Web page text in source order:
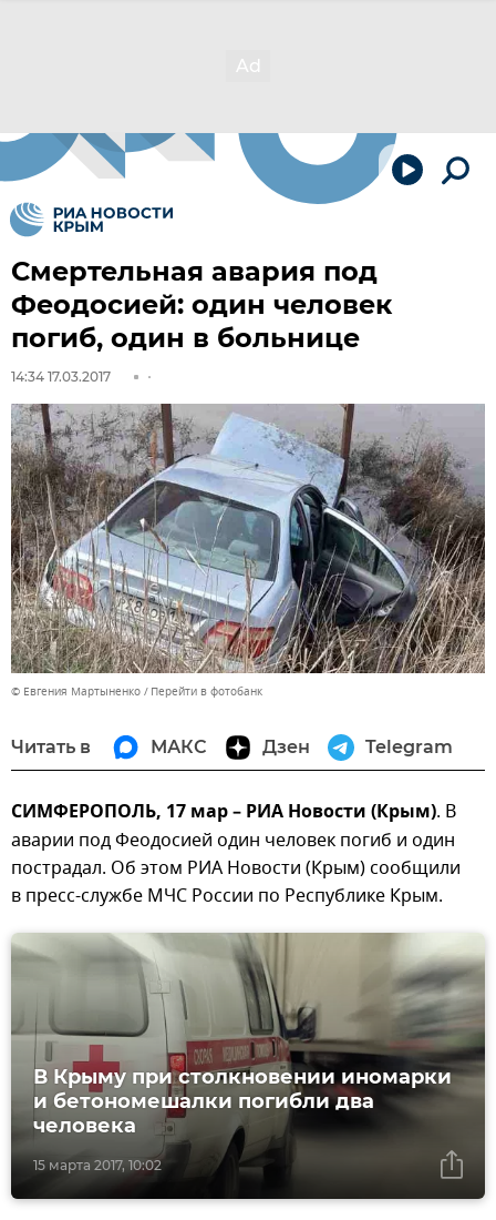
Смертельная авария под
Феодосией: один человек
погиб, один в больнице
14:34 17.03.2017
© Евгения Мартыненко Перейти в фотобанк
Читать в МАКС Дзен Telegram
СИМФЕРОПОЛЬ, 17 мар – РИА Новости (Крым). В
аварии под Феодосией один человек погиб и один
пострадал. Об этом РИА Новости (Крым) сообщили
в пресс-службе МЧС России по Республике Крым.
15 марта 2017, 10:02
В Крыму при столкновении иномарки
и бетономешалки погибли два
человека